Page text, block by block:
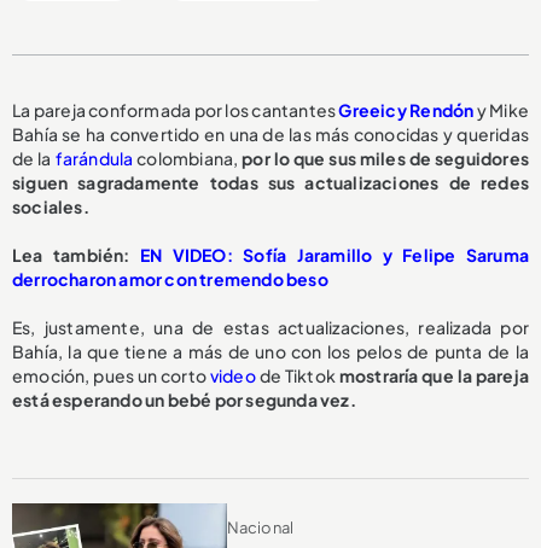
La pareja conformada por los cantantesGreeicy Rendóny Mike
Bahía se ha convertido en una de las más conocidas y queridas
de la farándula colombiana,por lo que sus miles de seguidores
siguen sagradamente todas sus actualizaciones de redes
sociales.
Lea también: EN VIDEO: Sofía Jaramillo y Felipe Saruma
derrocharon amor con tremendo beso
Es, justamente, una de estas actualizaciones, realizada por
Bahía, la que tiene a más de uno con los pelos de punta de la
emoción, pues un cortovideode Tiktok mostraría que la pareja
está esperando un bebé por segunda vez.
Nacional